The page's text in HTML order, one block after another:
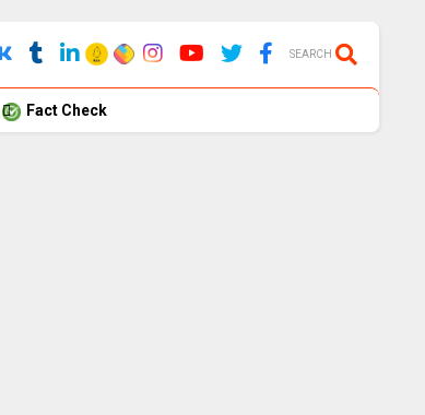
SEARCH
Fact Check